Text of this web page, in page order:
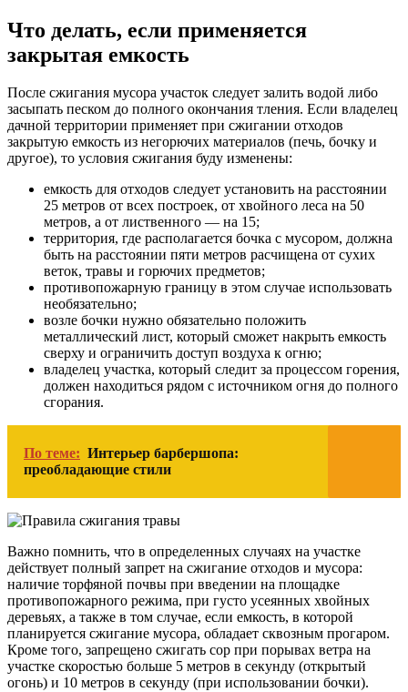
Что делать, если применяется
закрытая емкость
После сжигания мусора участок следует залить водой либо
засыпать песком до полного окончания тления. Если владелец
дачной территории применяет при сжигании отходов
закрытую емкость из негорючих материалов (печь, бочку и
другое), то условия сжигания буду изменены:
емкость для отходов следует установить на расстоянии
25 метров от всех построек, от хвойного леса на 50
метров, а от лиственного — на 15;
территория, где располагается бочка с мусором, должна
быть на расстоянии пяти метров расчищена от сухих
веток, травы и горючих предметов;
противопожарную границу в этом случае использовать
необязательно;
возле бочки нужно обязательно положить
металлический лист, который сможет накрыть емкость
сверху и ограничить доступ воздуха к огню;
владелец участка, который следит за процессом горения,
должен находиться рядом с источником огня до полного
сгорания.
По теме: Интерьер барбершопа:
преобладающие стили
Важно помнить, что в определенных случаях на участке
действует полный запрет на сжигание отходов и мусора:
наличие торфяной почвы при введении на площадке
противопожарного режима, при густо усеянных хвойных
деревьях, а также в том случае, если емкость, в которой
планируется сжигание мусора, обладает сквозным прогаром.
Кроме того, запрещено сжигать сор при порывах ветра на
участке скоростью больше 5 метров в секунду (открытый
огонь) и 10 метров в секунду (при использовании бочки).